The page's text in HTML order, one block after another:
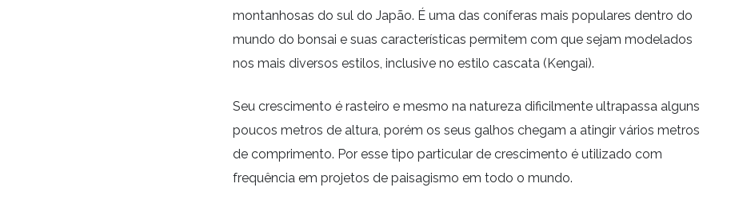
montanhosas do sul do Japão. É uma das coníferas mais populares dentro do
mundo do bonsai e suas características permitem com que sejam modelados
nos mais diversos estilos, inclusive no estilo cascata (Kengai).
Seu crescimento é rasteiro e mesmo na natureza dificilmente ultrapassa alguns
poucos metros de altura, porém os seus galhos chegam a atingir vários metros
de comprimento. Por esse tipo particular de crescimento é utilizado com
frequência em projetos de paisagismo em todo o mundo.